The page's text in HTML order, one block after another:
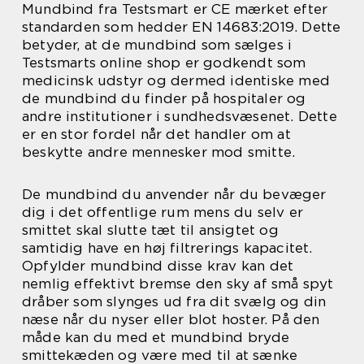
Mundbind fra Testsmart er CE mærket efter
standarden som hedder EN 14683:2019. Dette
betyder, at de mundbind som sælges i
Testsmarts online shop er godkendt som
medicinsk udstyr og dermed identiske med
de mundbind du finder på hospitaler og
andre institutioner i sundhedsvæsenet. Dette
er en stor fordel når det handler om at
beskytte andre mennesker mod smitte.
De mundbind du anvender når du bevæger
dig i det offentlige rum mens du selv er
smittet skal slutte tæt til ansigtet og
samtidig have en høj filtrerings kapacitet.
Opfylder mundbind disse krav kan det
nemlig effektivt bremse den sky af små spyt
dråber som slynges ud fra dit svælg og din
næse når du nyser eller blot hoster. På den
måde kan du med et mundbind bryde
smittekæden og være med til at sænke